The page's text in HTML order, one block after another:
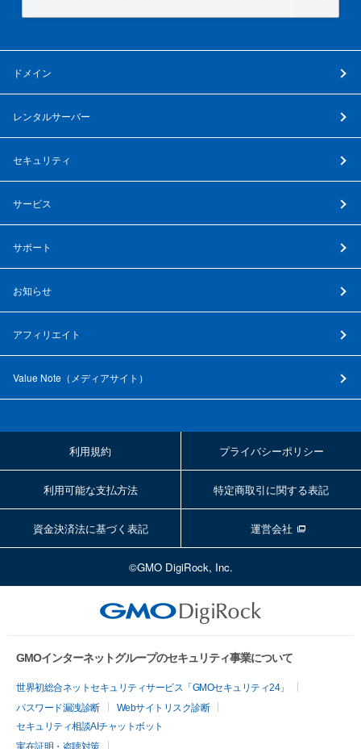
ドメイン
レンタルサーバー
セキュリティ
サービス
サポート
お知らせ
アフィリエイト
Value Note（ メディアサイト ）
利用規約 プライバシーポリシー
利用可能な支払方法 特定商取引に関する表記
資金決済法に基づく表記 運営会社
©GMO DigiRock, Inc.
GMOインターネットグループのセキュリティ事業について
世界初総合ネットセキュリティサービス「GMOセキュリティ24」
パスワード漏洩診断
Webサイトリスク診断
セキュリティ相談AIチャットボット
実在証明・盗聴対策